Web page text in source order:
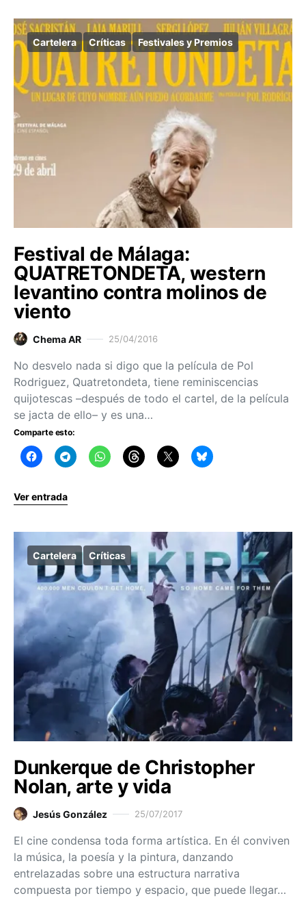
Cartelera Críticas Festivales y Premios
Festival de Málaga:
QUATRETONDETA, western
levantino contra molinos de
viento
Chema AR 25/04/2016
No desvelo nada si digo que la película de Pol
Rodriguez, Quatretondeta, tiene reminiscencias
quijotescas –después de todo el cartel, de la película
se jacta de ello– y es una…
Comparte esto:
Ver entrada
Cartelera Críticas
Dunkerque de Christopher
Nolan, arte y vida
Jesús González 25/07/2017
El cine condensa toda forma artística. En él conviven
la música, la poesía y la pintura, danzando
entrelazadas sobre una estructura narrativa
compuesta por tiempo y espacio, que puede llegar…